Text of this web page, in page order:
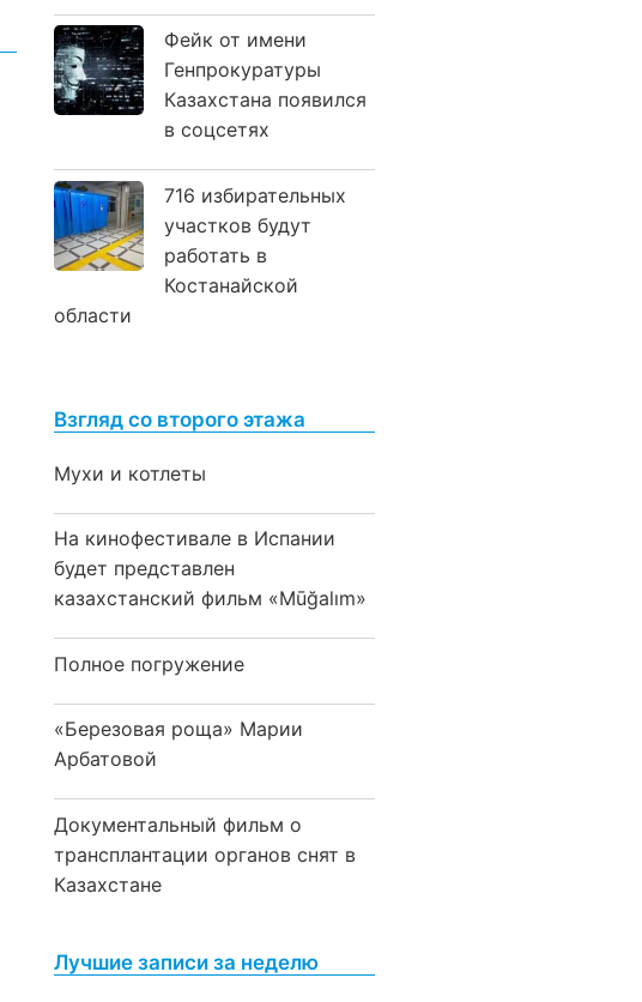
Фейк от имени
Генпрокуратуры
Казахстана появился
в соцсетях
716 избирательных
участков будут
работать в
Костанайской
области
Взгляд со второго этажа
Мухи и котлеты
На кинофестивале в Испании
будет представлен
казахстанский фильм «Mūğalım»
Полное погружение
«Березовая роща» Марии
Арбатовой
Документальный фильм о
трансплантации органов снят в
Казахстане
Лучшие записи за неделю